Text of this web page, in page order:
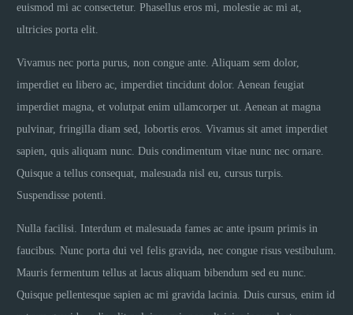
euismod mi ac consectetur. Phasellus eros mi, molestie ac mi at,
ultricies porta elit.
Vivamus nec porta purus, non congue ante. Aliquam sem dolor,
imperdiet eu libero ac, imperdiet tincidunt dolor. Aenean feugiat
imperdiet magna, et volutpat enim ullamcorper ut. Aenean at magna
pulvinar, fringilla diam sed, lobortis eros. Vivamus sit amet imperdiet
sapien, quis aliquam nunc. Duis condimentum vitae nunc nec ornare.
Quisque a tellus consequat, malesuada nisl eu, cursus turpis.
Suspendisse potenti.
Nulla facilisi. Interdum et malesuada fames ac ante ipsum primis in
faucibus. Nunc porta dui vel felis gravida, nec congue risus vestibulum.
Mauris fermentum tellus at lacus aliquam bibendum sed eu nunc.
Quisque pellentesque sapien ac mi gravida lacinia. Duis cursus, enim id